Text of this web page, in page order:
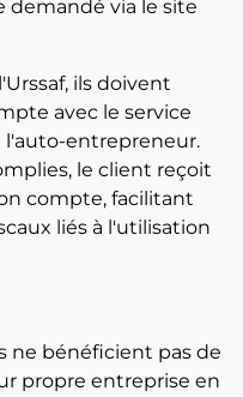
demandé via le site
ils doivent
avec le service
l'auto-entrepreneur.
le client reçoit
compte, facilitant
liés à l'utilisation
ne bénéficient pas de
propre entreprise en